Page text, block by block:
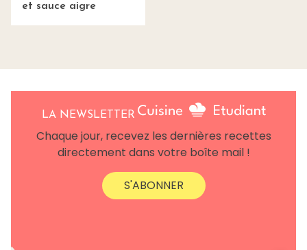
et sauce aigre
LA NEWSLETTER
Chaque jour, recevez les dernières recettes
directement dans votre boîte mail !
S'ABONNER